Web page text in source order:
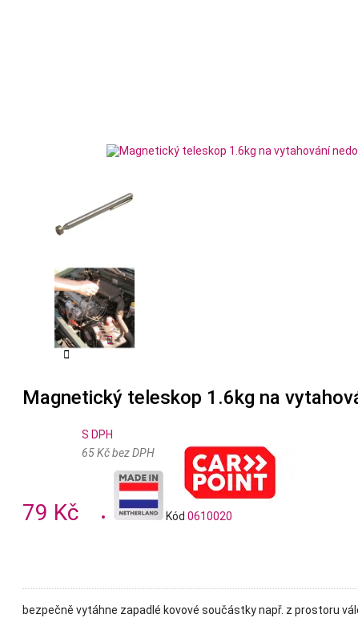


Magnetický teleskop 1.6kg na
79 Kč
S DPH
65 Kč bez DPH
Kód 0610020
bezpečně vytáhne zapadlé kovové součástky např. z prostoru